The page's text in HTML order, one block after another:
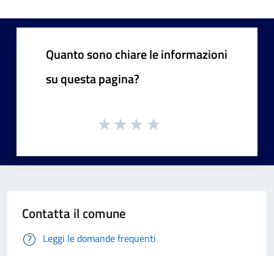
Quanto sono chiare le informazioni
su questa pagina?
Contatta il comune
Leggi le domande frequenti